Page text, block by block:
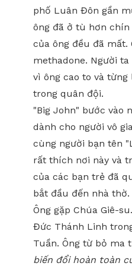
phố Luân Đôn gần
ông đã ở tù hơn
của ông đều đã mất.
methadone. Người
vì ông cao to và từng
trong quân đội.
"Big John" bước vào
dành cho người vô
cùng người bạn tên
rất thích nơi này và
của các bạn trẻ đã
bắt đầu đến nhà thờ.
Ông gặp Chúa Giê-
Đức Thánh Linh
Tuần. Ông từ bỏ ma
biến đổi hoàn toàn